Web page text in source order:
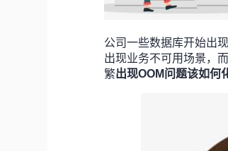
公司一些数据库开始出
出现业务不可用场景，
繁出现OOM问题该如何